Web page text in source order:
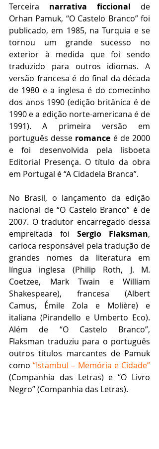
Terceira narrativa ficcional de
Orhan Pamuk, “O Castelo Branco” foi
publicado, em 1985, na Turquia e se
tornou um grande sucesso no
exterior à medida que foi sendo
traduzido para outros idiomas. A
versão francesa é do final da década
de 1980 e a inglesa é do comecinho
dos anos 1990 (edição britânica é de
1990 e a edição norte-americana é de
1991). A primeira versão em
português desse romance é de 2000
e foi desenvolvida pela lisboeta
Editorial Presença. O título da obra
em Portugal é “A Cidadela Branca”.
No Brasil, o lançamento da edição
nacional de “O Castelo Branco” é de
2007. O tradutor encarregado dessa
empreitada foi Sergio Flaksman,
carioca responsável pela tradução de
grandes nomes da literatura em
língua inglesa (Philip Roth, J. M.
Coetzee, Mark Twain e William
Shakespeare), francesa (Albert
Camus, Émile Zola e Molière) e
italiana (Pirandello e Umberto Eco).
Além de “O Castelo Branco”,
Flaksman traduziu para o português
outros títulos marcantes de Pamuk
como “Istambul – Memória e Cidade”
(Companhia das Letras) e “O Livro
Negro” (Companhia das Letras).